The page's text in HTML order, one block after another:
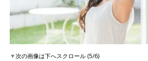
▼次の画像は下へスクロール (5/6)